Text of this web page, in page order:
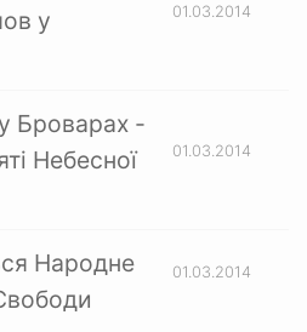
у
01.03.2014
Броварах -
Небесної
01.03.2014
Народне
01.03.2014